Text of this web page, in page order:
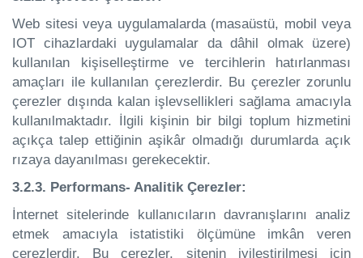
Web sitesi veya uygulamalarda (masaüstü, mobil veya
IOT cihazlardaki uygulamalar da dâhil olmak üzere)
kullanılan kişiselleştirme ve tercihlerin hatırlanması
amaçları ile kullanılan çerezlerdir. Bu çerezler zorunlu
çerezler dışında kalan işlevsellikleri sağlama amacıyla
kullanılmaktadır. İlgili kişinin bir bilgi toplum hizmetini
açıkça talep ettiğinin aşikâr olmadığı durumlarda açık
rızaya dayanılması gerekecektir.
3.2.3. Performans- Analitik Çerezler:
İnternet sitelerinde kullanıcıların davranışlarını analiz
etmek amacıyla istatistiki ölçümüne imkân veren
çerezlerdir. Bu çerezler, sitenin iyileştirilmesi için